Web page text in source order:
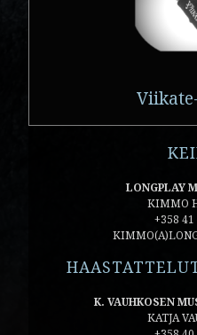
LONGPLAY
KIMMO
+358
K. VAUHKOSEN
KATJA